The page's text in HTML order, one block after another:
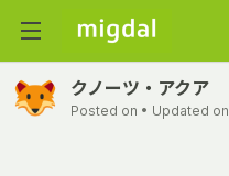
クノーツ・アクア
Posted on • Updated on